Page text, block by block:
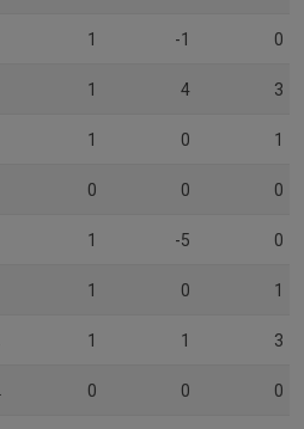
1 -1 0
1 4 3
1 0 1
0 0 0
1 -5 0
1 0 1
1 1 3
0 0 0